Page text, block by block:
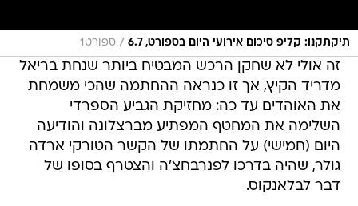
תיקתקנו: קליפ סיכום אירועי היום בספורט, 6.7 / ספורט1
זה אולי לא שחקן הרכש המבטיח ביותר שנחת בריאל
מדריד הקיץ, אך זו כנראה ההחתמה שהכי משמחת
את האוהדים עד כה: מחזיקת הגביע הספרדי
השלימה את המחטף המפתיע מברצלונה והודיעה
היום (חמישי) על החתמתו של הקשר הטורקי ארדה
גולר, שהיה בדרכו לפנרבחצ'ה והצטרף בסופו של
דבר לבלאנקוס.